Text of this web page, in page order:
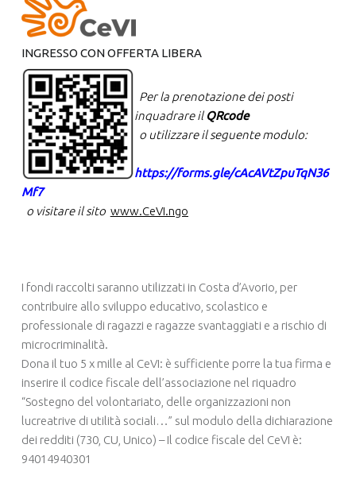
INGRESSO CON OFFERTA LIBERA
Per la prenotazione dei posti
inquadrare ilQRcode
o utilizzare il seguente modulo:
https://forms.gle/cAcAVtZpuTqN36
Mf7
o visitare il sito www.CeVI.ngo
I fondi raccolti saranno utilizzati in Costa d’Avorio, per
contribuire allo sviluppo educativo, scolastico e
professionale di ragazzi e ragazze svantaggiati e a rischio di
microcriminalità.
Dona il tuo 5 x mille al CeVI: è sufficiente porre la tua firma e
inserire il codice fiscale dell’associazione nel riquadro
“Sostegno del volontariato, delle organizzazioni non
lucreatrive di utilità sociali…” sul modulo della dichiarazione
dei redditi (730, CU, Unico) – Il codice fiscale del CeVI è:
94014940301